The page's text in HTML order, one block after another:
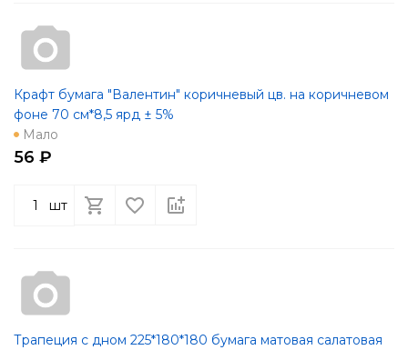
Крафт бумага "Валентин" коричневый цв. на коричневом
фоне 70 см*8,5 ярд ± 5%
Мало
56 ₽
шт
Трапеция с дном 225*180*180 бумага матовая салатовая